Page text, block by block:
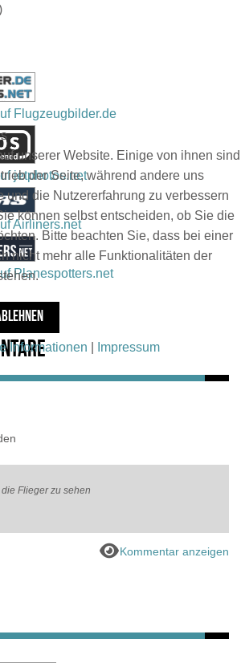
Flugzeugbilder.de
jetphotos.net
Airliners.net
Planespotters.net
Flieger zu sehen
Kommentar anzeigen
unserer Website. Einige von ihnen sind
der Seite, während andere uns
und die Nutzererfahrung zu verbessern
können selbst entscheiden, ob Sie die
Bitte beachten Sie, dass bei einer
nicht mehr alle Funktionalitäten der
Informationen Impressum